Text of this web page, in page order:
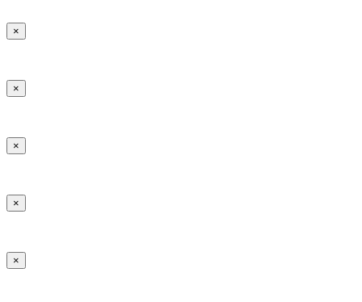
×
×
×
×
×